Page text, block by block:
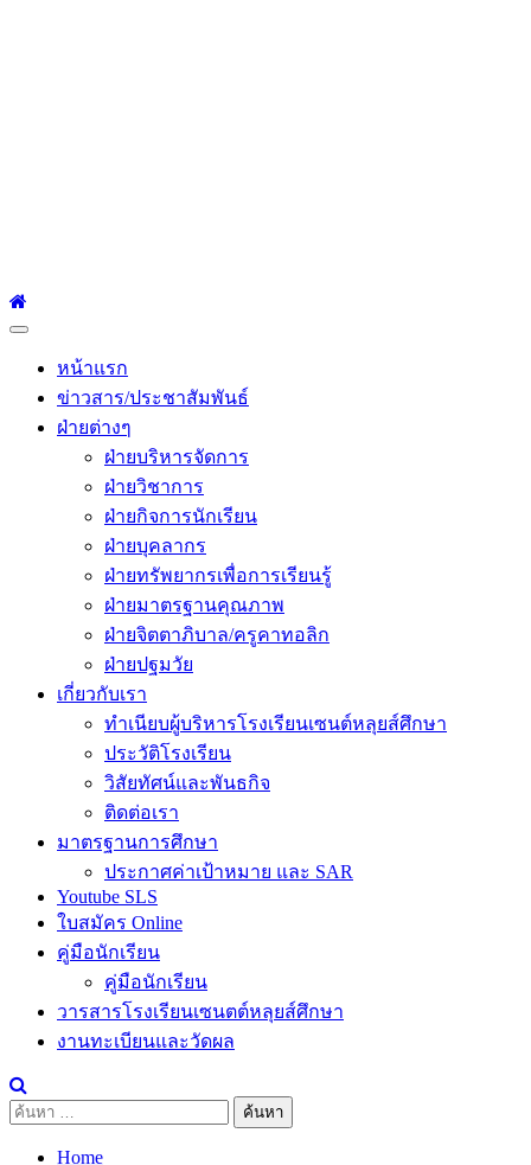
Primary
หน้าแรก
ข่าวสาร/ประชาสัมพันธ์
ฝ่ายต่างๆ
ฝ่ายบริหารจัดการ
ฝ่ายวิชาการ
ฝ่ายกิจการนักเรียน
ฝ่ายบุคลากร
ฝ่ายทรัพยากรเพื่อการเรียนรู้
ฝ่ายมาตรฐานคุณภาพ
ฝ่ายจิตตาภิบาล/ครูคาทอลิก
ฝ่ายปฐมวัย
เกี่ยวกับเรา
ทำเนียบผู้บริหารโรงเรียนเซนต์หลุยส์ศึกษา
ประวัติโรงเรียน
วิสัยทัศน์และพันธกิจ
ติดต่อเรา
มาตรฐานการศึกษา
ประกาศค่าเป้าหมาย และ SAR
Youtube SLS
ใบสมัคร Online
คู่มือนักเรียน
คู่มือนักเรียน
วารสารโรงเรียนเซนตต์หลุยส์ศึกษา
งานทะเบียนและวัดผล
ค้นหา
Home